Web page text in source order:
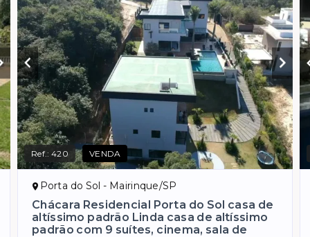
Ref.:420 VENDA
Porta do Sol - Mairinque/SP
Chácara Residencial Porta do Sol casa de
altíssimo padrão Linda casa de altíssimo
padrão com 9 suítes, cinema, sala de